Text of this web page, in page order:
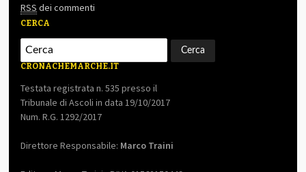
RSS dei commenti
CERCA
CRONACHEMARCHE.IT
Testata registrata n. 535 presso il
Tribunale di Ascoli in data 19/10/2017
Num. R.G. 1292/2017
Direttore Responsabile: Marco Traini